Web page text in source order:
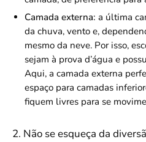
Camada externa: a última
da chuva, vento e,
mesmo da neve. Por isso,
sejam à prova d’água e
Aqui, a camada externa
espaço para camadas
fiquem livres para se
2. Não se esqueça da